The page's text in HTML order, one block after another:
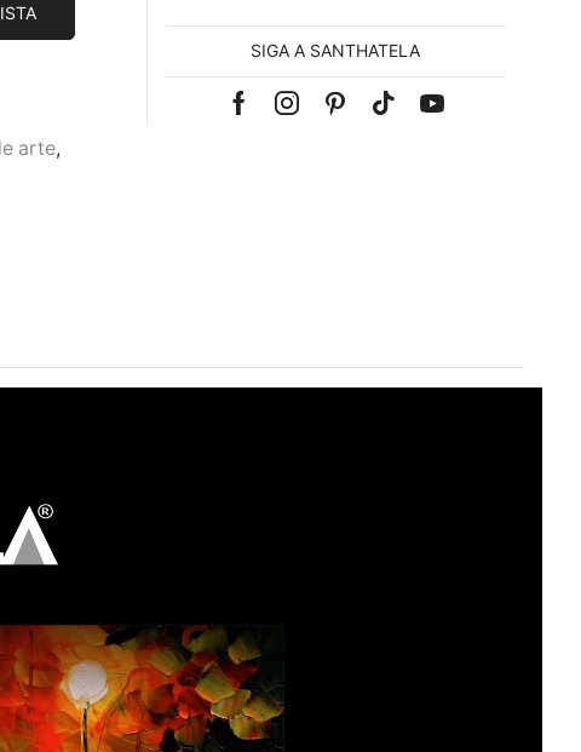
arte,
SIGA A SANTHATELA
FacebookInstagramPinterest
Tik-Youtube